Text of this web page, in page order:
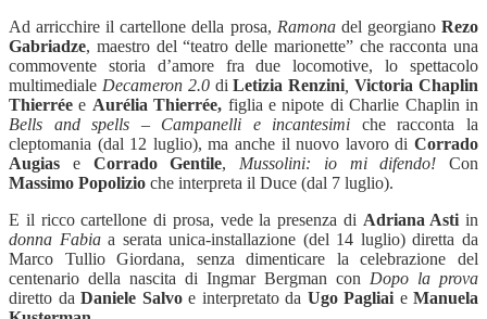
Ad arricchire il cartellone della prosa, Ramona del georgianoRezo
Gabriadze, maestro del “teatro delle marionette” che racconta una
commovente storia d’amore fra due locomotive, lo spettacolo
multimediale Decameron 2.0 diLetizia Renzini ,Victoria Chaplin
Thierrée e Aurélia Thierrée, figlia e nipote di Charlie Chaplin in
Bells and spells – Campanelli e incantesimi che racconta la
cleptomania (dal 12 luglio), ma anche il nuovo lavoro di Corrado
Augias e Corrado Gentile, Mussolini: io mi difendo! Con
Massimo Popolizio che interpreta il Duce (dal 7 luglio).
E il ricco cartellone di prosa, vede la presenza di Adriana Asti in
donna Fabiaa serata unica-installazione (del 14 luglio) diretta da
Marco Tullio Giordana, senza dimenticare la celebrazione del
centenario della nascita di Ingmar Bergman con Dopo la prova
diretto da Daniele Salvoe interpretato da Ugo Pagliai e Manuela